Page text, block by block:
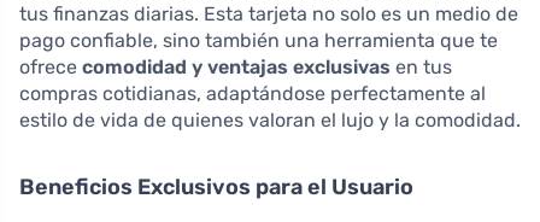
tus finanzas diarias. Esta tarjeta no solo es un medio de
pago confiable, sino también una herramienta que te
ofrece comodidad y ventajas exclusivas en tus
compras cotidianas, adaptándose perfectamente al
estilo de vida de quienes valoran el lujo y la comodidad.
Beneficios Exclusivos para el Usuario